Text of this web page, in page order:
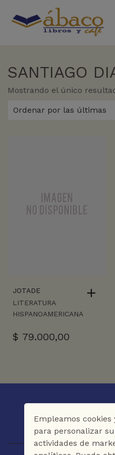
SANTIAGO
Mostrando el único
Ordenar por las últimas
JOTADE
LITERATURA
HISPANOAMERICANA
$ 79.000,00
Empleamos
para personalizar
actividades de